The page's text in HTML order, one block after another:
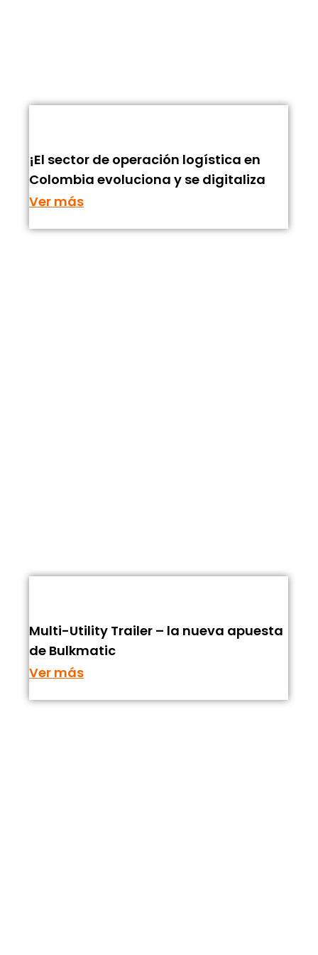
¡El sector de operación logística en
Colombia evoluciona y se digitaliza
Ver más
Multi-Utility Trailer – la nueva apuesta
de Bulkmatic
Ver más